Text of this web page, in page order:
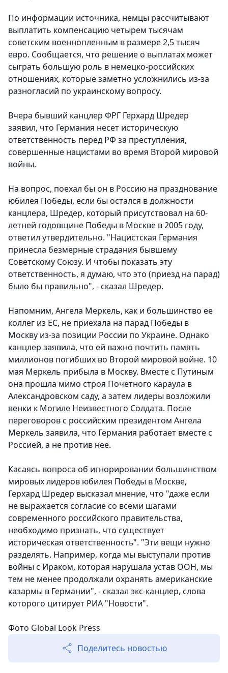
По информации источника, немцы рассчитывают
выплатить компенсацию четырем тысячам
советским военнопленным в размере 2,5 тысяч
евро. Сообщается, что решение о выплатах может
сыграть большую роль в немецко-российских
отношениях, которые заметно усложнились из-за
разногласий по украинскому вопросу.
Вчера бывший канцлер ФРГ Герхард Шредер
заявил, что Германия несет историческую
ответственность перед РФ за преступления,
совершенные нацистами во время Второй мировой
войны.
На вопрос, поехал бы он в Россию на празднование
юбилея Победы, если бы остался в должности
канцлера, Шредер, который присутствовал на 60-
летней годовщине Победы в Москве в 2005 году,
ответил утвердительно. "Нацистская Германия
принесла безмерные страдания бывшему
Советскому Союзу. И чтобы показать эту
ответственность, я думаю, что это (приезд на парад)
было бы правильно", - сказал Шредер.
Напомним, Ангела Меркель, как и большинство ее
коллег из ЕС, не приехала на парад Победы в
Москву из-за позиции России по Украине. Однако
канцлер заявила, что ей важно почтить память
миллионов погибших во Второй мировой войне. 10
мая Меркель прибыла в Москву. Вместе с Путиным
она прошла мимо строя Почетного караула в
Александровском саду, а затем лидеры возложили
венки к Могиле Неизвестного Солдата. После
переговоров с российским президентом Ангела
Меркель заявила, что Германия работает вместе с
Россией, а не против нее.
Касаясь вопроса об игнорировании большинством
мировых лидеров юбилея Победы в Москве,
Герхард Шредер высказал мнение, что "даже если
не выражается согласие со всеми шагами
современного российского правительства,
необходимо признать, что существует
историческая ответственность". "Эти вещи нужно
разделять. Например, когда мы выступали против
войны с Ираком, которая нарушала устав ООН, мы
тем не менее продолжали охранять американские
казармы в Германии", - сказал экс-канцлер, слова
которого цитирует РИА "Новости".
Фото Global Look Press
Поделитесь новостью